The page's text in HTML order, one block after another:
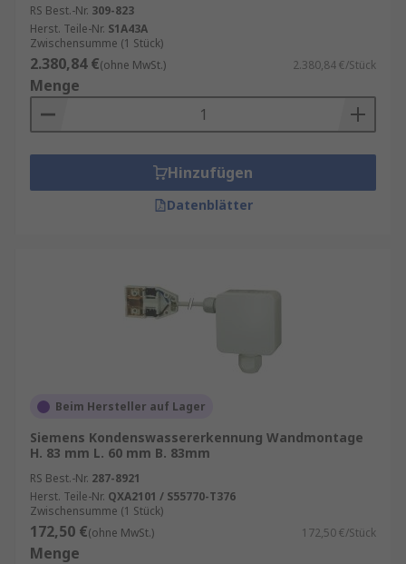
RS Best.-Nr. 309-823
Herst. Teile-Nr. S1A43A
Zwischensumme (1 Stück)
2.380,84 €(ohne MwSt.) 2.380,84 €/Stück
Menge
Hinzufügen
Datenblätter
Beim Hersteller auf Lager
Siemens Kondenswassererkennung Wandmontage
H. 83 mm L. 60 mm B. 83mm
RS Best.-Nr. 287-8921
Herst. Teile-Nr. QXA2101 / S55770-T376
Zwischensumme (1 Stück)
172,50 €(ohne MwSt.) 172,50 €/Stück
Menge